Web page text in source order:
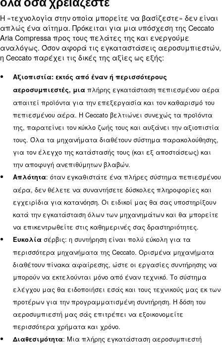
αέρας μπορεί να διαφέρει κατά τη διάρκεια
ή της ημέρας. Αφού υπολογίσουν το σωστό FAD, οι
μπορούν να σας παρέχουν την καταλληλότερη
αεροσυμπιεστή. Μπορούν επίσης να
πρέπει να εγκατασταθούν περισσότερα
Ποιότητα πεπιεσμένου αέρα
Κάθε εφαρμογή έχει τους δικούς της στόχους
σε ορισμένες περιπτώσεις, ο πεπιεσμένος
επηρεάσει την ποιότητα του τελικού προϊόντος.
ικανοποιήσετε την απαιτούμενη ποιότητα, η
πεπιεσμένου αέρα πρέπει να είναι
κατάλληλο σύστημα επεξεργασίας αέρα.
εφαρμογές απαιτούν αεροσυμπιεστές χωρίς
παρέχουν αέρα σύμφωνα με την κατηγορία
8573-1.
Μάθετε περισσότερα από τους ειδικούς μας!
Το Ceccato Aria Compressa
όλα όσα χρειάζεστε